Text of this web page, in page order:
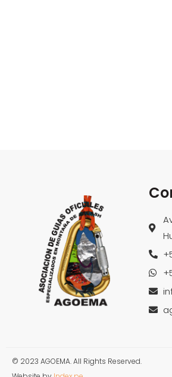
© 2023 AGOEMA. All Rights Reserved.